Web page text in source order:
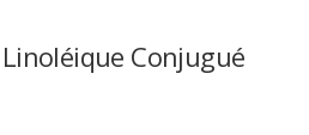
Conjugué